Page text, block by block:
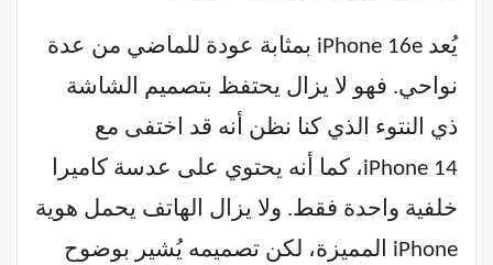
يُعد iPhone 16e بمثابة عودة للماضي من عدة
نواحي. فهو لا يزال يحتفظ بتصميم الشاشة
ذي النتوء الذي كنا نظن أنه قد اختفى مع
iPhone 14، كما أنه يحتوي على عدسة كاميرا
خلفية واحدة فقط. ولا يزال الهاتف يحمل هوية
iPhone المميزة، لكن تصميمه يُشير بوضوح